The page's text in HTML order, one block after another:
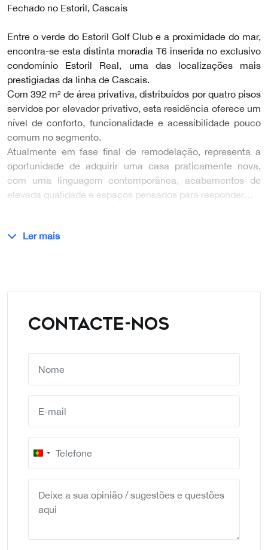
Fechado no Estoril, Cascais
Entre o verde do Estoril Golf Club e a proximidade do mar,
encontra-se esta distinta moradia T6 inserida no exclusivo
condomínio Estoril Real, uma das localizações mais
prestigiadas da linha de Cascais.
Com 392 m² de área privativa, distribuídos por quatro pisos
servidos por elevador privativo, esta residência oferece um
nível de conforto, funcionalidade e acessibilidade pouco
comum no segmento.
Atualmente em fase final de remodelação, representa a
oportunidade de adquirir uma casa praticamente nova,
com uma linguagem contemporânea, acabamentos de
elevada qualidade e espaços pensados para responder…
Ler mais
CONTACTE-NOS
Portugal
+351